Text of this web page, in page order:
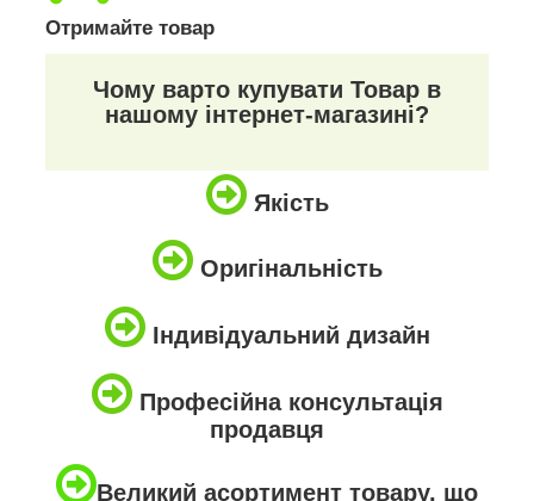
Отримайте товар
Чому варто купувати Товар в
нашому інтернет-магазині?
Якість
Оригінальність
Індивідуальний дизайн
Професійна консультація
продавця
Великий асортимент товару, що